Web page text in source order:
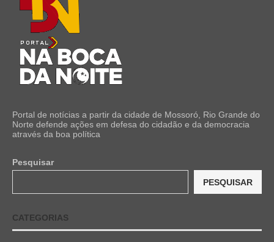
Portal de notícias a partir da cidade de Mossoró, Rio Grande do
Norte defende ações em defesa do cidadão e da democracia
através da boa política
Pesquisar
PESQUISAR
CATEGORIAS